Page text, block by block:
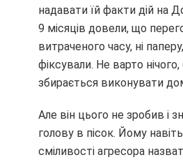
надавати їй факти дій на
9 місяців довели, що
витраченого часу, ні
фіксували. Не варто нічого,
збирається виконувати
Але він цього не зробив і
голову в пісок. Йому
сміливості агресора